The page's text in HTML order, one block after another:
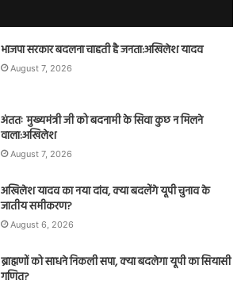
भाजपा सरकार बदलना चाहती है जनता:अखिलेश यादव
August 7, 2026
अंततः मुख्यमंत्री जी को बदनामी के सिवा कुछ न मिलने
वाला:अखिलेश
August 7, 2026
अखिलेश यादव का नया दांव, क्या बदलेंगे यूपी चुनाव के
जातीय समीकरण?
August 6, 2026
ब्राह्मणों को साधने निकली सपा, क्या बदलेगा यूपी का सियासी
गणित?